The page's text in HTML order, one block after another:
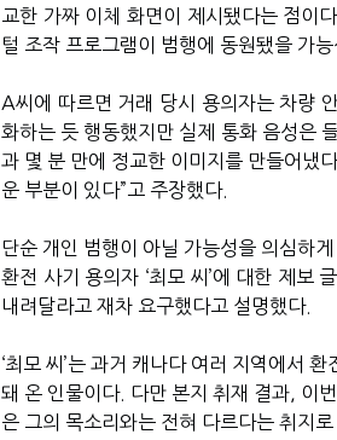
교한 가짜 이체 화면이 제시됐다는 점이
털 조작 프로그램이 범행에 동원됐을 가
A씨에 따르면 거래 당시 용의자는 차량
화하는 듯 행동했지만 실제 통화 음성은
과 몇 분 만에 정교한 이미지를 만들어냈
운 부분이 있다”고 주장했다.
단순 개인 범행이 아닐 가능성을 의심하
환전 사기 용의자 ‘최모 씨’에 대한 제보
내려달라고 재차 요구했다고 설명했다.
‘최모 씨’는 과거 캐나다 여러 지역에서
돼 온 인물이다. 다만 본지 취재 결과, 이
은 그의 목소리와는 전혀 다르다는 취지